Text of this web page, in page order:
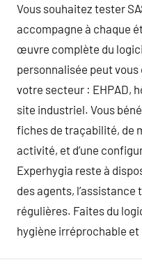
Vous souhaitez tester
accompagne à chaque
œuvre complète du
personnalisée peut
votre secteur : EHPAD,
site industriel. Vous
fiches de traçabilité, de
activité, et d’une
Experhygia reste à
des agents,
régulières. Faites du
hygiène irréprochable